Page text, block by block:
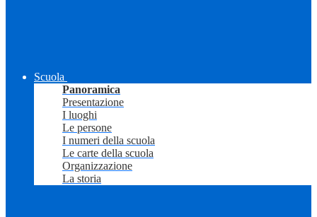
Scuola
Panoramica
Presentazione
I luoghi
Le persone
I numeri della scuola
Le carte della scuola
Organizzazione
La storia